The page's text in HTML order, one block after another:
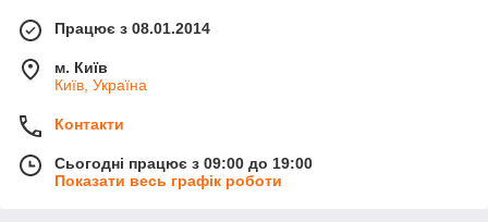
Працює з 08.01.2014
м. Київ
Київ, Україна
Контакти
Сьогодні працює з 09:00 до 19:00
Показати весь графік роботи